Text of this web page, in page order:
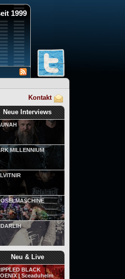
1999
Kontakt
Neue Interviews
MILLENNIUM
Neu & Live
BLACK
| Sceaduhelm